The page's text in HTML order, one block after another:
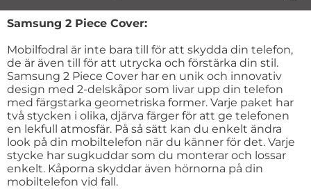
Produktbeskrivning
Samsung 2 Piece Cover:
Mobilfodral är inte bara till för att skydda din telefon,
de är även till för att utrycka och förstärka din stil.
Samsung 2 Piece Cover har en unik och innovativ
design med 2-delskåpor som livar upp din telefon
med färgstarka geometriska former. Varje paket har
två stycken i olika, djärva färger för att ge telefonen
en lekfull atmosfär. På så sätt kan du enkelt ändra
look på din mobiltelefon när du känner för det. Varje
stycke har sugkuddar som du monterar och lossar
enkelt. Kåporna skyddar även hörnorna på din
mobiltelefon vid fall.